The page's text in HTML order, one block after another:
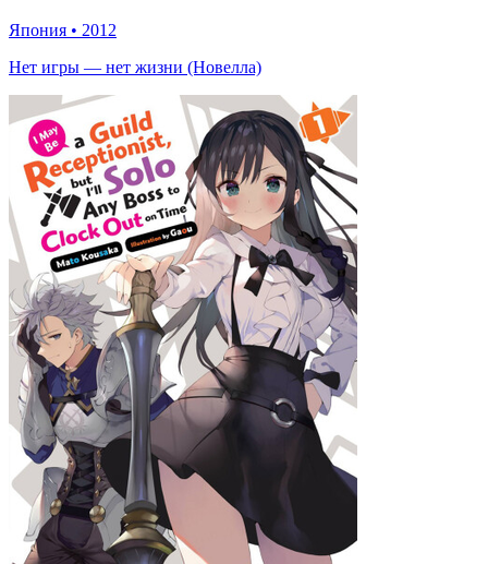
Япония • 2012
Нет игры — нет жизни (Новелла)